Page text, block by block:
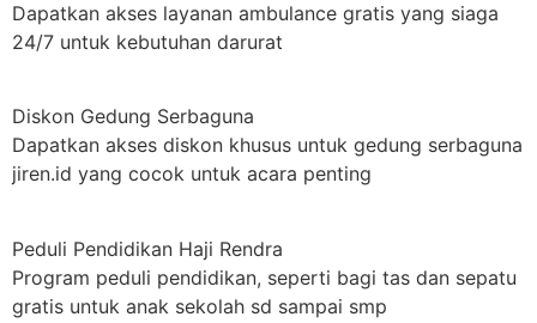
Dapatkan akses layanan ambulance gratis yang siaga
24/7 untuk kebutuhan darurat
Diskon Gedung Serbaguna
Dapatkan akses diskon khusus untuk gedung serbaguna
jiren.id yang cocok untuk acara penting
Peduli Pendidikan Haji Rendra
Program peduli pendidikan, seperti bagi tas dan sepatu
gratis untuk anak sekolah sd sampai smp